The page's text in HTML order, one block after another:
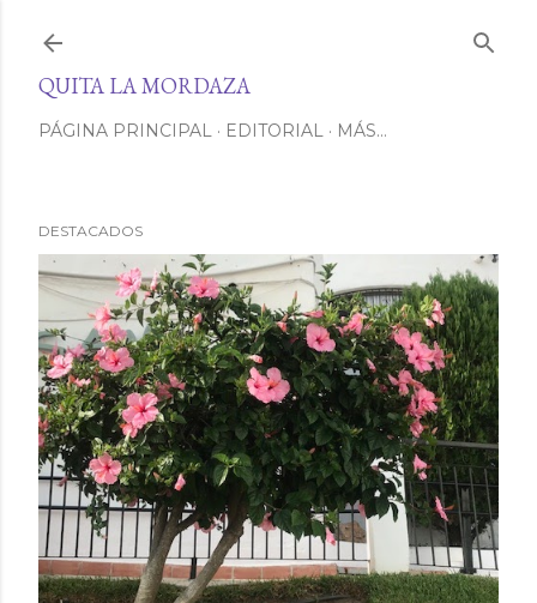
QUITA LA MORDAZA
PÁGINA PRINCIPAL EDITORIAL MÁS…
DESTACADOS